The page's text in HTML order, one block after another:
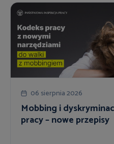
06 sierpnia 2026
Mobbing i
pracy – nowe przepisy